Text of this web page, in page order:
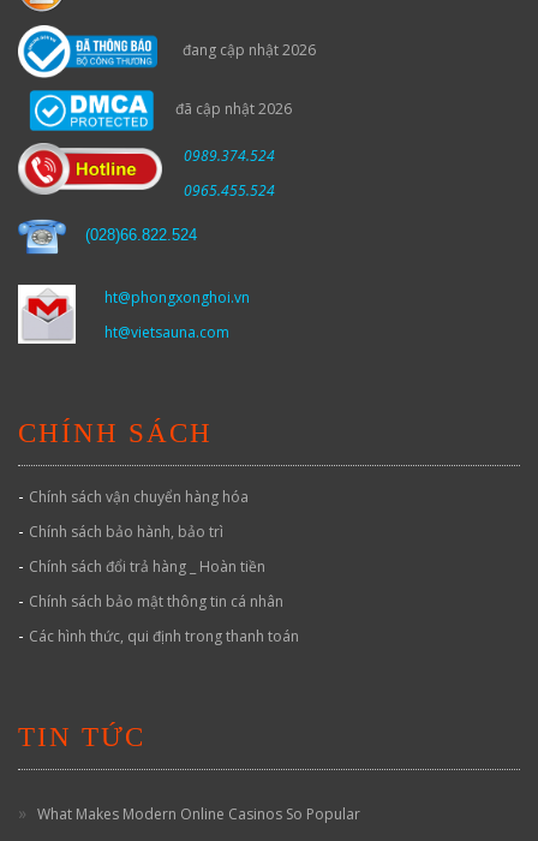
đang cập nhật 2026
đã cập nhật 2026
0989.374.524
0965.455.524
(028)66.822.524
ht@phongxonghoi.vn
ht@vietsauna.com
CHÍNH SÁCH
- Chính sách vận chuyển hàng hóa
- Chính sách bảo hành, bảo trì
- Chính sách đổi trả hàng _ Hoàn tiền
- Chính sách bảo mật thông tin cá nhân
- Các hình thức, qui định trong thanh toán
TIN TỨC
What Makes Modern Online Casinos So Popular